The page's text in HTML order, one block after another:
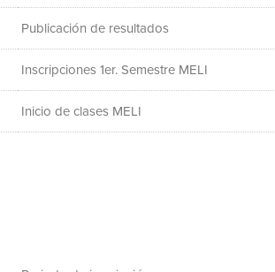
Publicación de resultados
Inscripciones 1er. Semestre MELI
Inicio de clases MELI